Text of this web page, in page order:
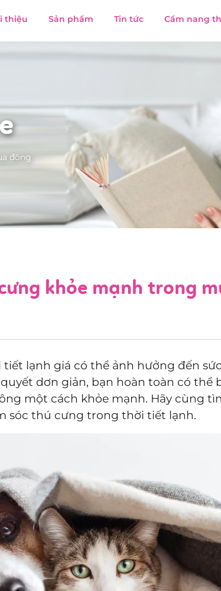
thiệu Sản phẩm Tin tức Cẩm nang
đông
khỏe mạnh trong
lạnh giá có thể ảnh hưởng đến
dơn giản, bạn hoàn toàn có thể
một cách khỏe mạnh. Hãy cùng
sóc thú cưng trong thời tiết lạnh.